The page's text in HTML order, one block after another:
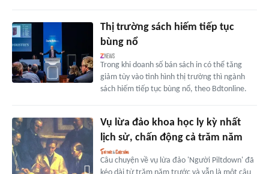
Thị trường sách hiếm tiếp tục
bùng nổ
Trong khi doanh số bán sách in có thể tăng
giảm tùy vào tình hình thị trường thì ngành
sách hiếm tiếp tục bùng nổ, theo Bdtonline.
Vụ lừa đảo khoa học ly kỳ nhất
lịch sử, chấn động cả trăm năm
Câu chuyện về vụ lừa đảo 'Người Piltdown' đã